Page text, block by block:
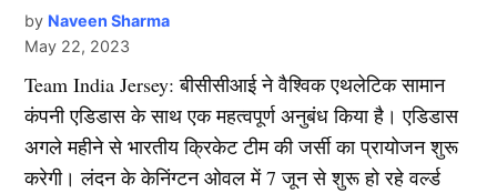
by Naveen Sharma
May 22, 2023
Team India Jersey: बीसीसीआई ने वैश्विक एथलेटिक सामान
कंपनी एडिडास के साथ एक महत्वपूर्ण अनुबंध किया है। एडिडास
अगले महीने से भारतीय क्रिकेट टीम की जर्सी का प्रायोजन शुरू
करेगी। लंदन के केनिंग्टन ओवल में 7 जून से शुरू हो रहे वर्ल्ड